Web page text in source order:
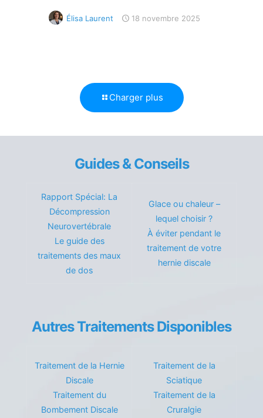
Élisa Laurent 18 novembre 2025
Charger plus
Guides & Conseils
Rapport Spécial: La
Décompression
Neurovertébrale
Le guide des
traitements des maux
de dos
Glace ou chaleur –
lequel choisir ?
À éviter pendant le
traitement de votre
hernie discale
Autres Traitements Disponibles
Traitement de la Hernie
Discale
Traitement du
Bombement Discale
Traitement de la
Sciatique
Traitement de la
Cruralgie